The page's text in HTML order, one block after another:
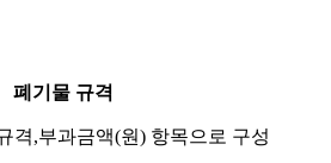
폐기물 규격
격,부과금액(원) 항목으로 구성